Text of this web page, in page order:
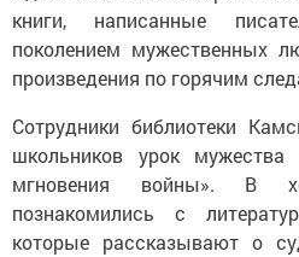
книги, написанные
поколением мужественных
произведения по горячим
Сотрудники библиотеки
школьников урок
мгновения войны». В
познакомились с
которые рассказывают о